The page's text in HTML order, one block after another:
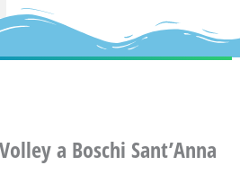
a Boschi Sant’Anna